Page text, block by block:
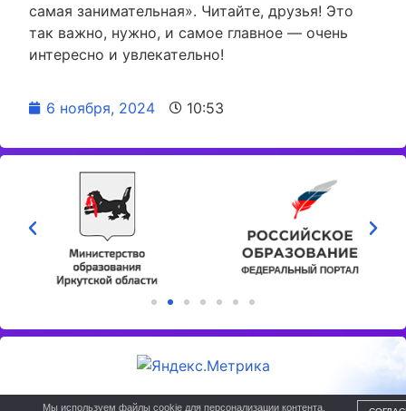
самая занимательная». Читайте, друзья! Это
так важно, нужно, и самое главное — очень
интересно и увлекательно!
6 ноября, 2024 10:53
МКУ "Центр развития образования"
Мы используем файлы cookie для персонализации контента,